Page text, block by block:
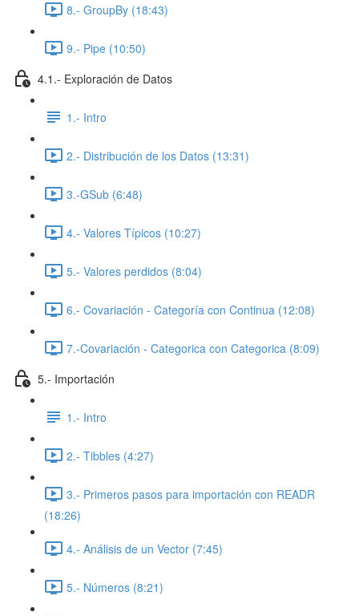
8.- GroupBy (18:43)
9.- Pipe (10:50)
4.1.- Exploración de Datos
1.- Intro
2.- Distribución de los Datos (13:31)
3.-GSub (6:48)
4.- Valores Típicos (10:27)
5.- Valores perdidos (8:04)
6.- Covariación - Categoría con Continua (12:08)
7.-Covariación - Categorica con Categorica (8:09)
5.- Importación
1.- Intro
2.- Tibbles (4:27)
3.- Primeros pasos para importación con READR
(18:26)
4.- Análisis de un Vector (7:45)
5.- Números (8:21)